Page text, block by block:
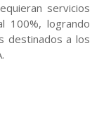
servicios
100%, logrando
destinados a los